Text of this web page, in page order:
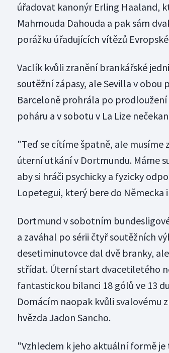
úřadovat kanonýr Erling Haaland,
Mahmouda Dahouda a pak sám
porážku úřadujících vítězů
Vaclík kvůli zranění brankářské
soutěžní zápasy, ale Sevilla v obou
Barceloně prohrála po prodloužení
poháru a v sobotu v La Lize
"Teď se cítíme špatně, ale musíme
úterní utkání v Dortmundu. Máme
aby si hráči psychicky a fyzicky
Lopetegui, který bere do Německa
Dortmund v sobotním
a zaváhal po sérii čtyř soutěžních
desetiminutovce dal dvě branky,
střídat. Úterní start dvacetiletého
fantastickou bilanci 18 gólů ve 13
Domácím naopak kvůli svalovému
hvězda Jadon Sancho.
"Vzhledem k jeho aktuální formě